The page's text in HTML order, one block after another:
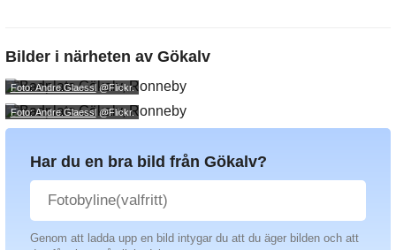
Bilder i närheten av Gökalv
Foto: Andre.Glaessl@Flickr.
Foto: Andre.Glaessl@Flickr.
Har du en bra bild från Gökalv?
Genom att ladda upp en bild intygar du att du äger bilden och att